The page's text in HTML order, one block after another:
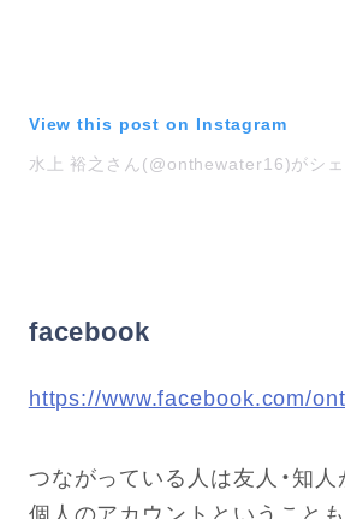
View this post on Instagram
水上 裕之さん(@onthewater16)がシ
facebook
https://www.facebook.com/
つながっている人は友人・知人
個人のアカウントということ